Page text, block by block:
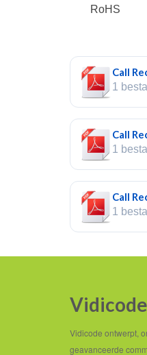
RoHS :
Call
1
Call
1
Call
1
Vidicode
Vidicode ontwerpt,
geavanceerde